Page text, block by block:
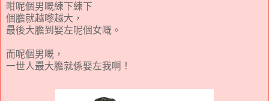
咁呢個男嘅練下練下
個膽就越嚟越大，
最後大膽到娶左呢個女嘅 。
而呢個男嘅，
一世人最大膽就係娶左我啊！